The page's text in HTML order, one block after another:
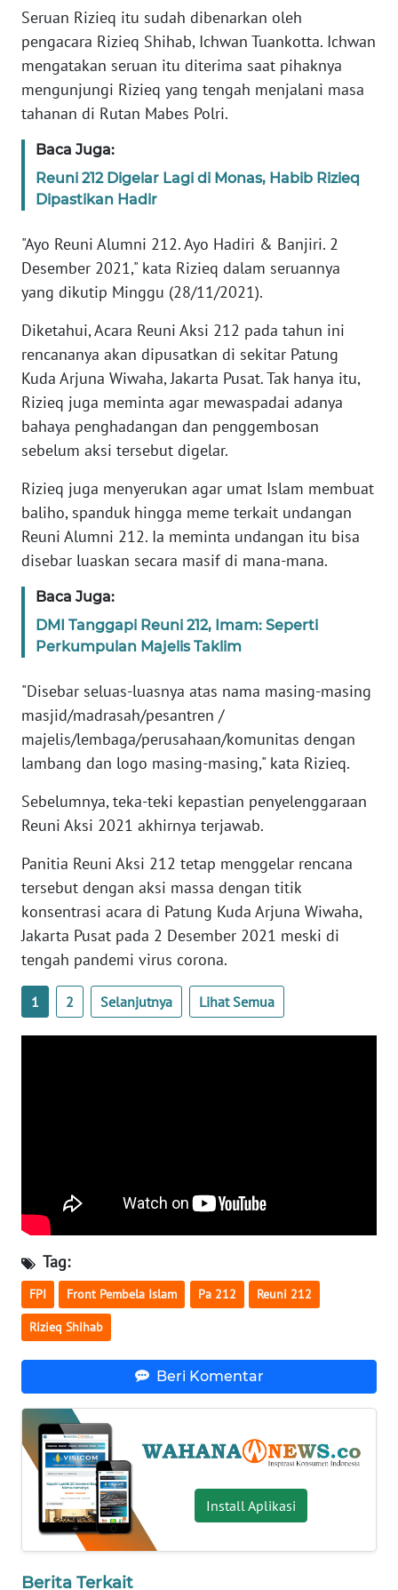
Seruan Rizieq itu sudah dibenarkan oleh
pengacara Rizieq Shihab, Ichwan Tuankotta. Ichwan
mengatakan seruan itu diterima saat pihaknya
mengunjungi Rizieq yang tengah menjalani masa
tahanan di Rutan Mabes Polri.
Baca Juga:
Reuni 212 Digelar Lagi di Monas, Habib Rizieq
Dipastikan Hadir
"Ayo Reuni Alumni 212. Ayo Hadiri & Banjiri. 2
Desember 2021," kata Rizieq dalam seruannya
yang dikutip Minggu (28/11/2021).
Diketahui, Acara Reuni Aksi 212 pada tahun ini
rencananya akan dipusatkan di sekitar Patung
Kuda Arjuna Wiwaha, Jakarta Pusat. Tak hanya itu,
Rizieq juga meminta agar mewaspadai adanya
bahaya penghadangan dan penggembosan
sebelum aksi tersebut digelar.
Rizieq juga menyerukan agar umat Islam membuat
baliho, spanduk hingga meme terkait undangan
Reuni Alumni 212. Ia meminta undangan itu bisa
disebar luaskan secara masif di mana-mana.
Baca Juga:
DMI Tanggapi Reuni 212, Imam: Seperti
Perkumpulan Majelis Taklim
"Disebar seluas-luasnya atas nama masing-masing
masjid/madrasah/pesantren /
majelis/lembaga/perusahaan/komunitas dengan
lambang dan logo masing-masing," kata Rizieq.
Sebelumnya, teka-teki kepastian penyelenggaraan
Reuni Aksi 2021 akhirnya terjawab.
Panitia Reuni Aksi 212 tetap menggelar rencana
tersebut dengan aksi massa dengan titik
konsentrasi acara di Patung Kuda Arjuna Wiwaha,
Jakarta Pusat pada 2 Desember 2021 meski di
tengah pandemi virus corona.
1 2 Selanjutnya Lihat Semua
Tag:
FPI Front Pembela Islam Pa 212 Reuni 212
Rizieq Shihab
Beri Komentar
Install Aplikasi
Berita Terkait
INDEKS
BERITA
KONTAK
INFO
IKLAN
TENTANG
KAMI
PEDOMAN
MEDIA
KARIR
DISCLAIMER
Wahana
News
Regional
SUMUT
JAKARTA
WN
JABAR
WN
BANTEN
WN
NTT
WN
KEPRI
WN
SERAMBI
WN
JAMBI
NTB
WN
SULTENG
WN